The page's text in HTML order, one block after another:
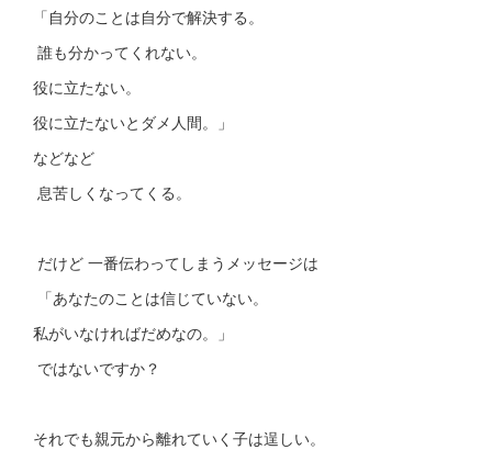
「自分のことは自分で解決する。
誰も分かってくれない。
役に立たない。
役に立たないとダメ人間。」
などなど
息苦しくなってくる。
だけど 一番伝わってしまうメッセージは
「あなたのことは信じていない。
私がいなければだめなの。」
ではないですか？
それでも親元から離れていく子は逞しい。